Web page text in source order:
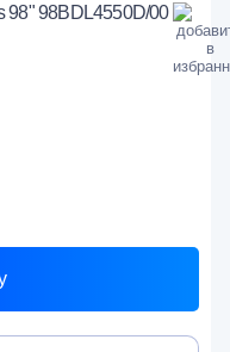
98BDL4550D/00